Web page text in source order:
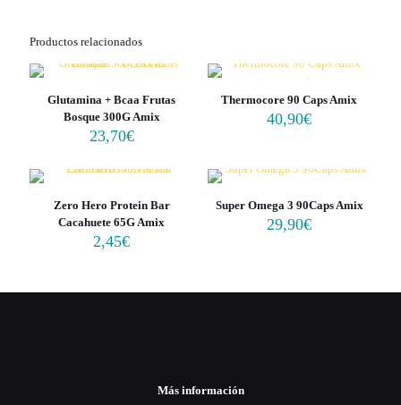
Productos relacionados
Glutamina + Bcaa Frutas
Bosque 300G Amix
23,70€
Thermocore 90 Caps Amix
40,90€
Zero Hero Protein Bar
Cacahuete 65G Amix
2,45€
Super Omega 3 90Caps Amix
29,90€
Más información